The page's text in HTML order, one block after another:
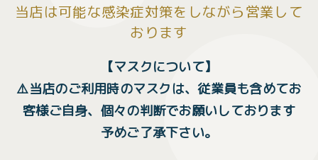
当店は可能な感染症対策をしながら営業して
おります
【マスクについて】
⚠️当店のご利用時のマスクは、従業員も含めてお
客様ご自身、個々の判断でお願いしております
予めご了承下さい。